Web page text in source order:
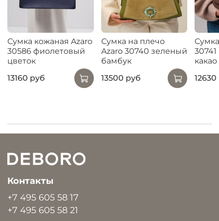
Сумка кожаная Azaro
30586 фиолетовый
цветок
13160 руб
Сумка на плечо
Azaro 30740 зеленый
бамбук
13500 руб
какао
Контакты
+7 495 605 58 17
+7 495 605 58 21